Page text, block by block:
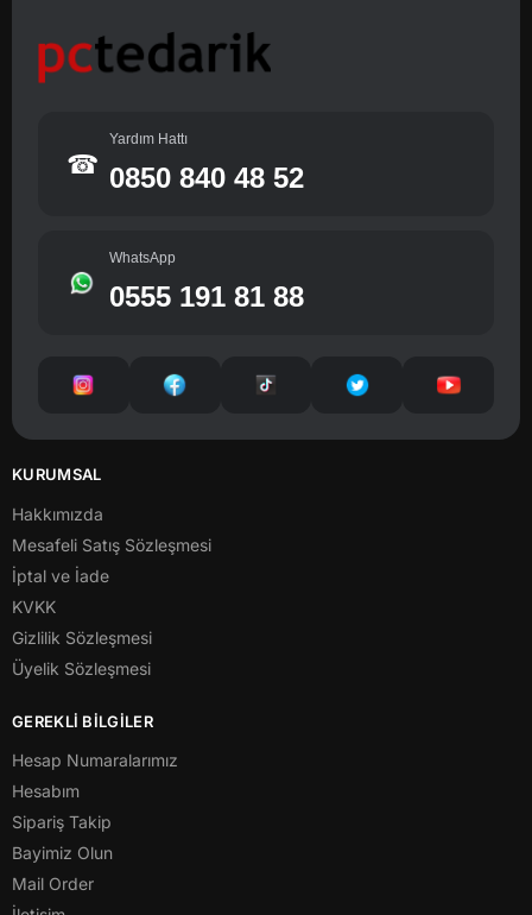
☎
Yardım Hattı
0850 840 48 52
WhatsApp
0555 191 81 88
KURUMSAL
Hakkımızda
Mesafeli Satış Sözleşmesi
İptal ve İade
KVKK
Gizlilik Sözleşmesi
Üyelik Sözleşmesi
GEREKLİ BİLGİLER
Hesap Numaralarımız
Hesabım
Sipariş Takip
Bayimiz Olun
Mail Order